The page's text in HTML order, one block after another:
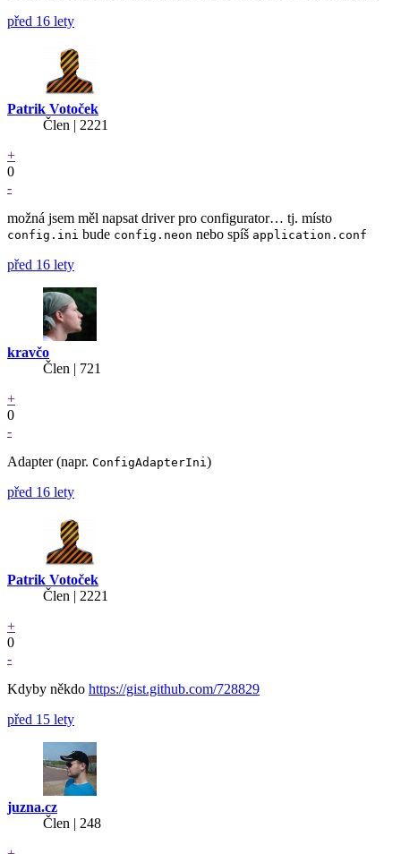
před 16 lety
Patrik Votoček
Člen | 2221
+
0
-
možná jsem měl napsat driver pro configurator… tj. místo
config.ini bude config.neon nebo spíš application.conf
před 16 lety
kravčo
Člen | 721
+
0
-
Adapter (napr. ConfigAdapterIni )
před 16 lety
Patrik Votoček
Člen | 2221
+
0
-
Kdyby někdo https://gist.github.com/728829
před 15 lety
juzna.cz
Člen | 248